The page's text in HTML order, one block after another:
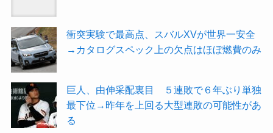
衝突実験で最高点、スバルXVが世界一安全
→カタログスペック上の欠点はほぼ燃費のみ
巨人、由伸采配裏目 ５連敗で６年ぶり単独
最下位→昨年を上回る大型連敗の可能性があ
る